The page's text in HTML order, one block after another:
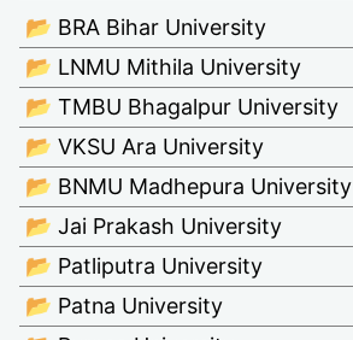
📂 BRA Bihar University
📂 LNMU Mithila University
📂 TMBU Bhagalpur University
📂 VKSU Ara University
📂 BNMU Madhepura University
📂 Jai Prakash University
📂 Patliputra University
📂 Patna University